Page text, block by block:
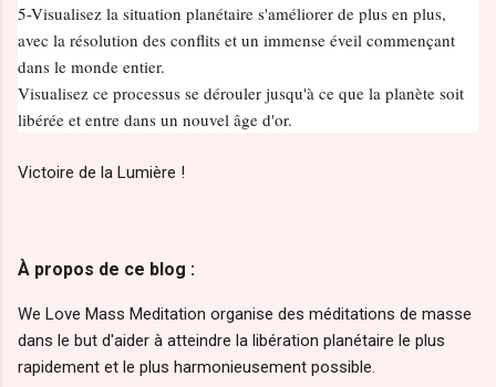
5-Visualisez la situation planétaire s'améliorer de plus en plus,
avec la résolution des conflits et un immense éveil commençant
dans le monde entier.
Visualisez ce processus se dérouler jusqu'à ce que la planète soit
libérée et entre dans un nouvel âge d'or.
Victoire de la Lumière !
À propos de ce blog :
We Love Mass Meditation organise des méditations de masse
dans le but d'aider à atteindre la libération planétaire le plus
rapidement et le plus harmonieusement possible.